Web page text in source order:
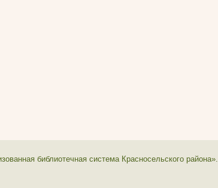
библиотечная система Красносельского района».